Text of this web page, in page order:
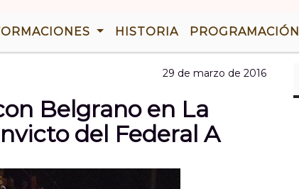
HISTORIA PROGRAMACIÓN
29 de marzo de 2016
Belgrano en La
del Federal A